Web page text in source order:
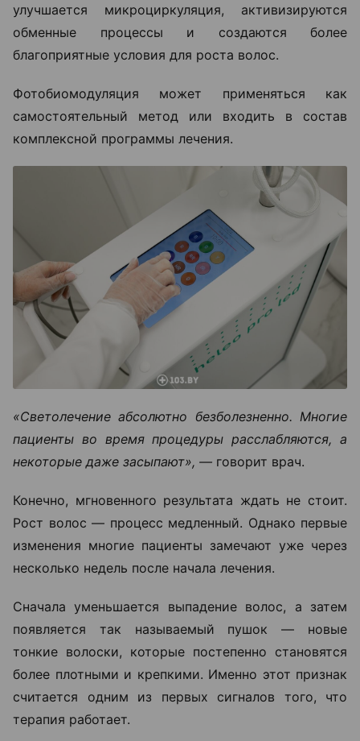
улучшается микроциркуляция, активизируются
обменные процессы и создаются более
благоприятные условия для роста волос.
Фотобиомодуляция может применяться как
самостоятельный метод или входить в состав
комплексной программы лечения.
«Светолечение абсолютно безболезненно. Многие
пациенты во время процедуры расслабляются, а
некоторые даже засыпают», — говорит врач.
Конечно, мгновенного результата ждать не стоит.
Рост волос — процесс медленный. Однако первые
изменения многие пациенты замечают уже через
несколько недель после начала лечения.
Сначала уменьшается выпадение волос, а затем
появляется так называемый пушок — новые
тонкие волоски, которые постепенно становятся
более плотными и крепкими. Именно этот признак
считается одним из первых сигналов того, что
терапия работает.